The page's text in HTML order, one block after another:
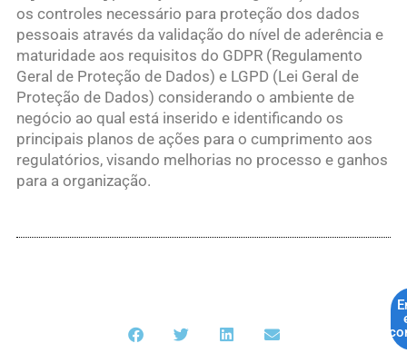
os controles necessário para proteção dos dados
pessoais através da validação do nível de aderência e
maturidade aos requisitos do GDPR (Regulamento
Geral de Proteção de Dados) e LGPD (Lei Geral de
Proteção de Dados) considerando o ambiente de
negócio ao qual está inserido e identificando os
principais planos de ações para o cumprimento aos
regulatórios, visando melhorias no processo e ganhos
para a organização.